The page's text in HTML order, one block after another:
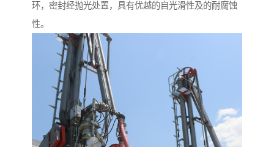
环，密封经抛光处置，具有优越的自光滑性及的耐腐蚀
性。